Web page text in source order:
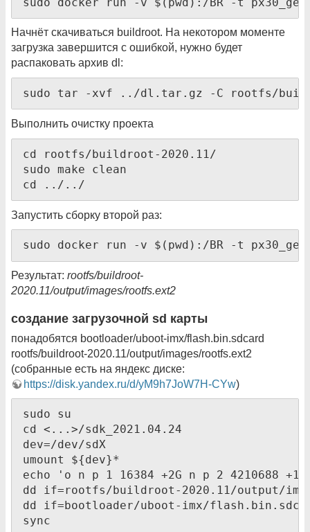
Начнёт скачиваться buildroot. На некотором моменте
загрузка завершится с ошибкой, нужно будет
распаковать архив dl:
sudo tar -xvf ../dl.tar.gz -C rootfs/
Выполнить очистку проекта
cd rootfs/buildroot-2020.11/
sudo make clean
cd ../../
Запустить сборку второй раз:
sudo docker run -v $(pwd):/BR -t
Результат: rootfs/buildroot-
2020.11/output/images/rootfs.ext2
создание загрузочной sd карты
понадобятся bootloader/uboot-imx/flash.bin.sdcard
rootfs/buildroot-2020.11/output/images/rootfs.ext2
(собранные есть на яндекс диске:
https://disk.yandex.ru/d/yM9h7JoW7H-CYw)
sudo su
cd <...>/sdk_2021.04.24
dev=/dev/sdX
umount ${dev}*
echo 'o n p 1 16384 +2G n p 2
dd if=rootfs/buildroot-2020.11/output/
dd if=bootloader/uboot-imx/
sync